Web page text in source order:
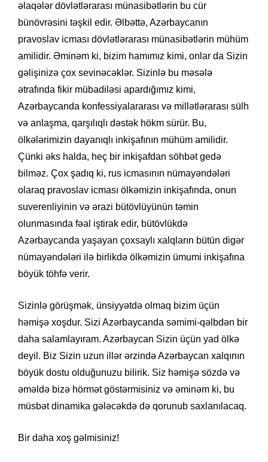
əlaqələr dövlətlərarası münasibətlərin bu cür
bünövrəsini təşkil edir. Əlbəttə, Azərbaycanın
pravoslav icması dövlətlərarası münasibətlərin mühüm
amilidir. Əminəm ki, bizim hamımız kimi, onlar da Sizin
gəlişinizə çox sevinəcəklər. Sizinlə bu məsələ
ətrafında fikir mübadiləsi apardığımız kimi,
Azərbaycanda konfessiyalararası və millətlərarası sülh
və anlaşma, qarşılıqlı dəstək hökm sürür. Bu,
ölkələrimizin dayanıqlı inkişafının mühüm amilidir.
Çünki əks halda, heç bir inkişafdan söhbət gedə
bilməz. Çox şadıq ki, rus icmasının nümayəndələri
olaraq pravoslav icması ölkəmizin inkişafında, onun
suverenliyinin və ərazi bütövlüyünün təmin
olunmasında fəal iştirak edir, bütövlükdə
Azərbaycanda yaşayan çoxsaylı xalqların bütün digər
nümayəndələri ilə birlikdə ölkəmizin ümumi inkişafına
böyük töhfə verir.
Sizinlə görüşmək, ünsiyyətdə olmaq bizim üçün
həmişə xoşdur. Sizi Azərbaycanda səmimi-qəlbdən bir
daha salamlayıram. Azərbaycan Sizin üçün yad ölkə
deyil. Biz Sizin uzun illər ərzində Azərbaycan xalqının
böyük dostu olduğunuzu bilirik. Siz həmişə sözdə və
əməldə bizə hörmət göstərmisiniz və əminəm ki, bu
müsbət dinamika gələcəkdə də qorunub saxlanılacaq.
Bir daha xoş gəlmisiniz!